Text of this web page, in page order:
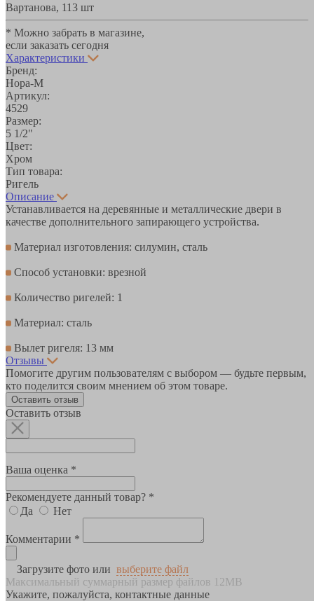
Вартанова, 113 шт
* Можно забрать в магазине,
если заказать сегодня
Характеристики
Бренд:
Нора-М
Артикул:
4529
Размер:
5 1/2"
Цвет:
Хром
Тип товара:
Ригель
Описание
Устанавливается на деревянные и металлические двери в
качестве дополнительного запирающего устройства.
Материал изготовления: силумин, сталь
Способ установки: врезной
Количество ригелей: 1
Материал: сталь
Вылет ригеля: 13 мм
Отзывы
Помогите другим пользователям с выбором — будьте первым,
кто поделится своим мнением об этом товаре.
Оставить отзыв
Оставить отзыв
Ваша оценка *
Рекомендуете данный товар? *
Да
Нет
Комментарии *
Загрузите фото или выберите файл
Максимальный суммарный размер файлов 12MB
Укажите, пожалуйста, контактные данные